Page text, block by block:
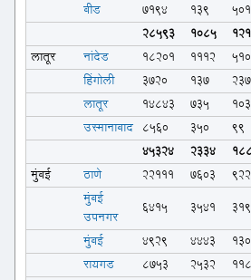
बीड
7194 139 501
28593
1085
लातूर
नांदेड 18201 1112 510
हिंगोली
3720 137 237
लातूर
14843 735
उस्मानाबाद 8560 350 99
45324
2334
मुंबई
ठाणे 22111 7603 922
मुंबई
उपनगर
6415 3541 319
मुंबई
4929 4443 130
रायगड
8753 2532